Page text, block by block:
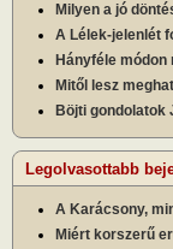
Milyen a jó
A Lélek-jelenlét
Hányféle
Mitől lesz
Böjti gondolatok
Legolvasottabb
A Karácsony,
Miért korszerű